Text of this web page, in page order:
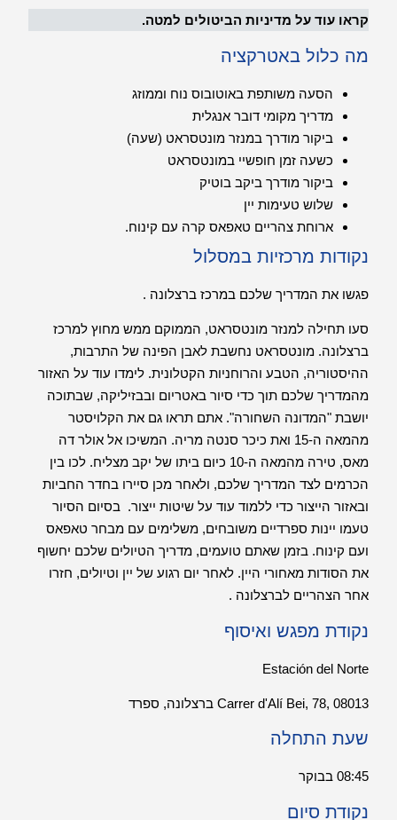
קראו עוד על מדיניות הביטולים למטה.
מה כלול באטרקציה
הסעה משותפת באוטובוס נוח וממוזג
מדריך מקומי דובר אנגלית
ביקור מודרך במנזר מונטסראט (שעה)
כשעה זמן חופשיי במונטסראט
ביקור מודרך ביקב בוטיק
שלוש טעימות יין
ארוחת צהריים טאפאס קרה עם קינוח.
נקודות מרכזיות במסלול
פגשו את המדריך שלכם במרכז ברצלונה .
סעו תחילה למנזר מונטסראט, הממוקם ממש מחוץ למרכז
ברצלונה. מונטסראט נחשבת לאבן הפינה של התרבות,
ההיסטוריה, הטבע והרוחניות הקטלונית. לימדו עוד על האזור
מהמדריך שלכם תוך כדי סיור באטריום ובבזיליקה, שבתוכה
יושבת "המדונה השחורה". אתם תראו גם את הקלויסטר
מהמאה ה-15 ואת כיכר סנטה מריה. המשיכו אל אולר דה
מאס, טירה מהמאה ה-10 כיום ביתו של יקב מצליח. לכו בין
הכרמים לצד המדריך שלכם, ולאחר מכן סיירו בחדר החביות
ובאזור הייצור כדי ללמוד עוד על שיטות ייצור. בסיום הסיור
טעמו יינות ספרדיים משובחים, משלימים עם מבחר טאפאס
ועם קינוח. בזמן שאתם טועמים, מדריך הטיולים שלכם יחשוף
את הסודות מאחורי היין. לאחר יום רגוע של יין וטיולים, חזרו
אחר הצהריים לברצלונה .
נקודת מפגש ואיסוף
Estación del Norte
Carrer d'Alí Bei, 78, 08013 ברצלונה, ספרד
שעת התחלה
08:45 בבוקר
נקודת סיום